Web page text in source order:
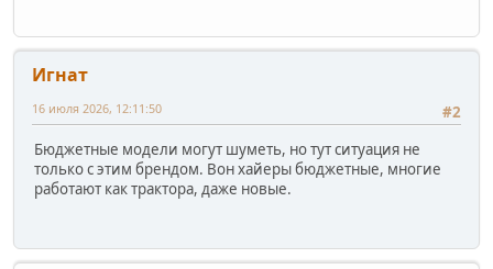
Игнат
#2
16 июля 2026, 12:11:50
Бюджетные модели могут шуметь, но тут ситуация не
только с этим брендом. Вон хайеры бюджетные, многие
работают как трактора, даже новые.